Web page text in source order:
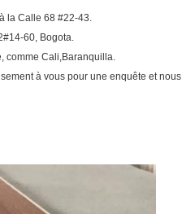
la Calle 68 #22-43.
60, Bogota.
comme Cali,Baranquilla.
à vous pour une enquête et nous